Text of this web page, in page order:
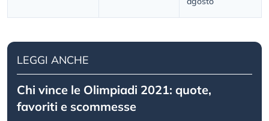
LEGGI ANCHE
Chi vince le Olimpiadi 2021: quote,
favoriti e scommesse